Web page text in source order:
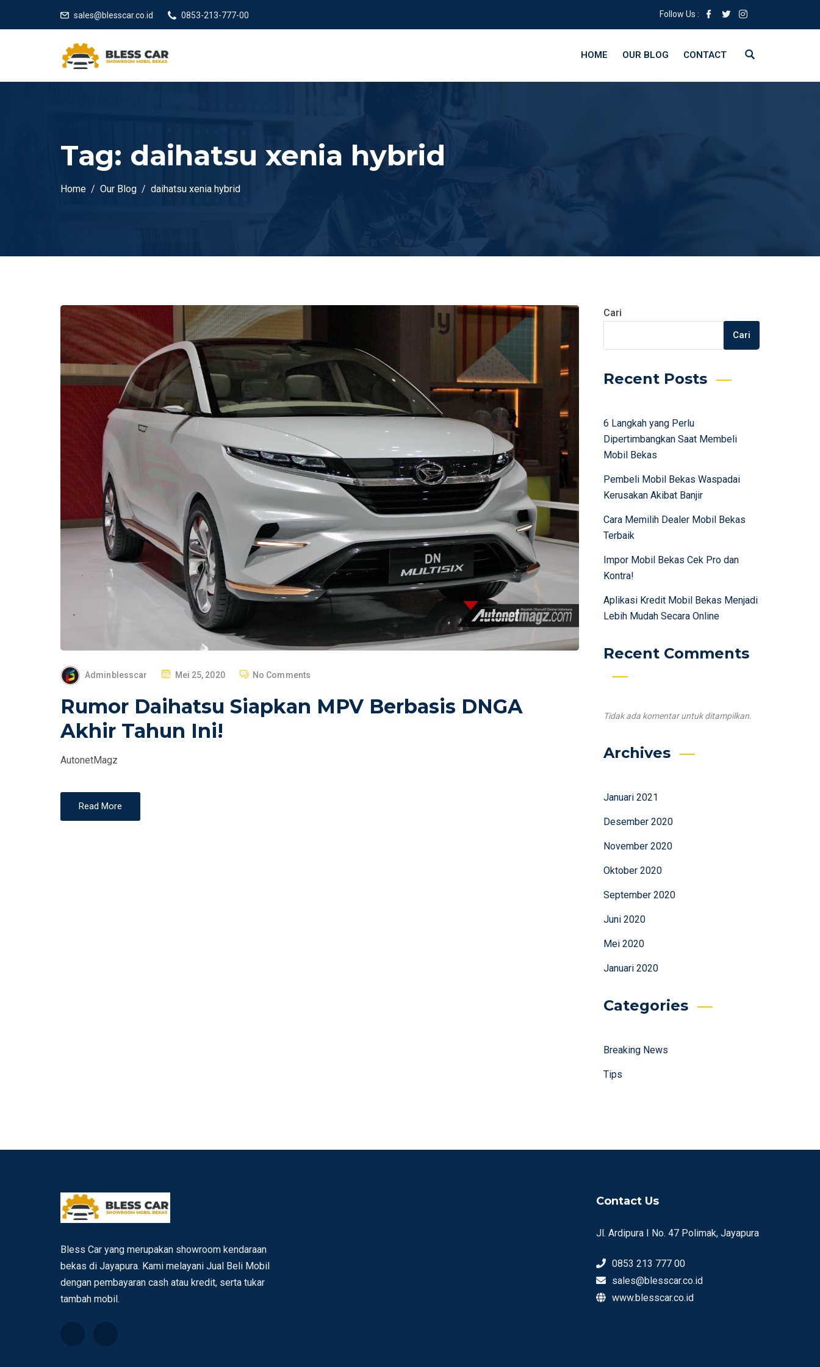
sales@blesscar.co.id 0853-213-777-00 Follow Us :
HOME OUR BLOG CONTACT
Tag: daihatsu xenia hybrid
Home Our Blog daihatsu xenia hybrid
Adminblesscar
P
S
E
Mei 25, 2020 No Comments
Rumor Daihatsu Siapkan MPV Berbasis DNGA
Akhir Tahun Ini!
AutonetMagz
Read More
Cari
Cari
Recent Posts
6 Langkah yang Perlu
Dipertimbangkan Saat Membeli
Mobil Bekas
Pembeli Mobil Bekas Waspadai
Kerusakan Akibat Banjir
Cara Memilih Dealer Mobil Bekas
Terbaik
Impor Mobil Bekas Cek Pro dan
Kontra!
Aplikasi Kredit Mobil Bekas Menjadi
Lebih Mudah Secara Online
Recent Comments
Tidak ada komentar untuk ditampilkan.
Archives
Januari 2021
Desember 2020
November 2020
Oktober 2020
September 2020
Juni 2020
Mei 2020
Januari 2020
Categories
Breaking News
Tips
Bless Car yang merupakan showroom kendaraan
bekas di Jayapura. Kami melayani Jual Beli Mobil
dengan pembayaran cash atau kredit, serta tukar
tambah mobil.
Contact Us
Jl. Ardipura I No. 47 Polimak, Jayapura
0853 213 777 00
sales@blesscar.co.id
www.blesscar.co.id